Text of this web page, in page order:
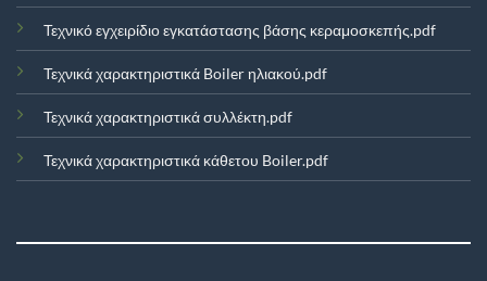
Τεχνικό εγχειρίδιο εγκατάστασης βάσης κεραμοσκεπής.pdf
Τεχνικά χαρακτηριστικά Boiler ηλιακού.pdf
Τεχνικά χαρακτηριστικά συλλέκτη.pdf
Τεχνικά χαρακτηριστικά κάθετου Boiler.pdf